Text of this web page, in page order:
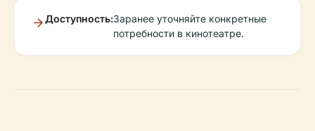
Доступность:Заранее уточняйте конкретные
потребности в кинотеатре.